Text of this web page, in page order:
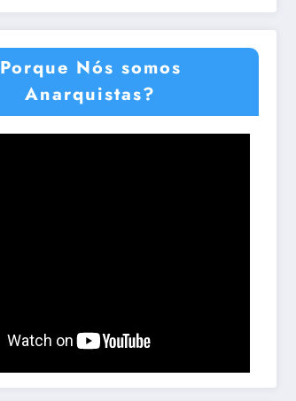
Porque Nós somos
Anarquistas?